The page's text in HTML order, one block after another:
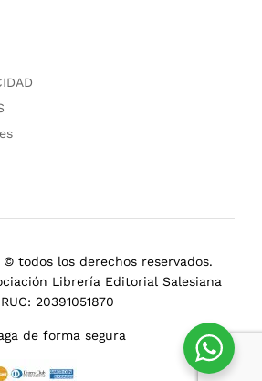
todos los derechos reservados.
Librería Editorial Salesiana
RUC: 20391051870
de forma segura